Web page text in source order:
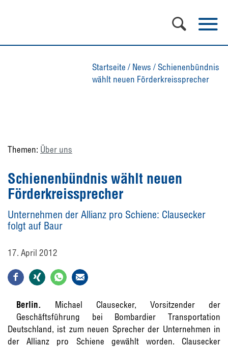
Startseite / News /Schienenbündnis
wählt neuen Förderkreissprecher
Themen: Über uns
Schienenbündnis wählt neuen
Förderkreissprecher
Unternehmen der Allianz pro Schiene: Clausecker
folgt auf Baur
17. April 2012
Berlin. Michael Clausecker, Vorsitzender der
Geschäftsführung bei Bombardier Transportation
Deutschland, ist zum neuen Sprecher der Unternehmen in
der Allianz pro Schiene gewählt worden. Clausecker